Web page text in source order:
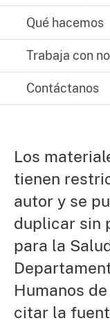
Qué hacemos
Trabaja con
Contáctanos
Los
tienen
autor y se
duplicar sin
para la
Humanos
citar la